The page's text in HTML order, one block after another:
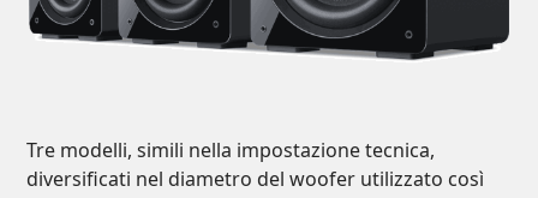
Tre modelli, simili nella impostazione tecnica,
diversificati nel diametro del woofer utilizzato così